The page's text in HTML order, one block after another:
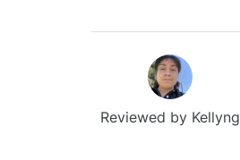
Reviewed by Kellyng